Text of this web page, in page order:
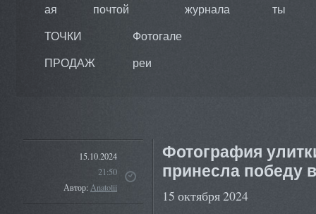
ая
почтой
журнала
ты
ТОЧКИ
ПРОДАЖ
Фотогале
реи
15.10.2024
21:50
Автор:Anatolii
Фотография
принесла победу
15 октября 2024